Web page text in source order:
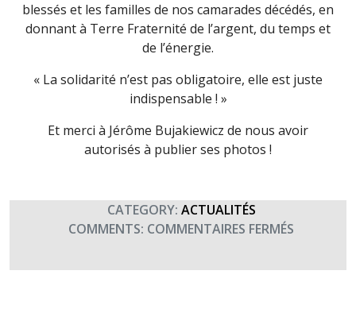
blessés et les familles de nos camarades décédés, en
donnant à Terre Fraternité de l’argent, du temps et
de l’énergie.
« La solidarité n’est pas obligatoire, elle est juste
indispensable ! »
Et merci à Jérôme Bujakiewicz de nous avoir
autorisés à publier ses photos !
CATEGORY: ACTUALITÉS
COMMENTS: COMMENTAIRES FERMÉS
DU